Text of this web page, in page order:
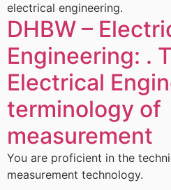
electrical engineering.
DHBW –
Engineering: .
Electrical
terminology of
measurement
You are proficient in the
measurement technology.